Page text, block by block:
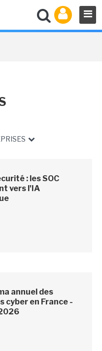
: les SOC
vers l'IA
annuel des
cyber en France -